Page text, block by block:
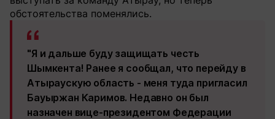
обстоятельства поменялись.
"Я и дальше буду защищать честь
Шымкента! Ранее я сообщал, что перейду в
Атыраускую область - меня туда пригласил
Бауыржан Каримов. Недавно он был
назначен вице-президентом Федерации